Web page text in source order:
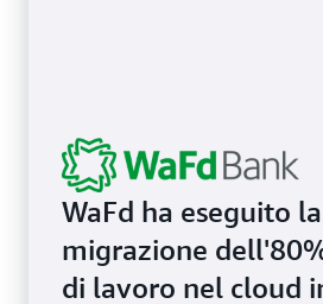
WaFd ha eseguito la
migrazione
di lavoro nel cloud